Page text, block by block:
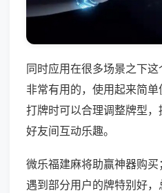
同时应用在很多场景之下
非常有用的，使用起来简
打牌时可以合理调整牌型
好友间互动乐趣。
微乐福建麻将助赢神器购
遇到部分用户的牌特别好